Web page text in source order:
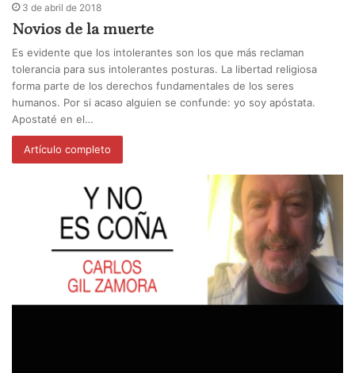
3 de abril de 2018
Novios de la muerte
Es evidente que los intolerantes son los que más reclaman
tolerancia para sus intolerantes posturas. La libertad religiosa
forma parte de los derechos fundamentales de los seres
humanos. Por si acaso alguien se confunde: yo soy apóstata.
Apostaté en el…
Artículo completo